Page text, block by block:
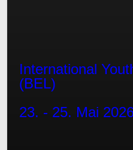
International
(BEL)
23. - 25. Mai